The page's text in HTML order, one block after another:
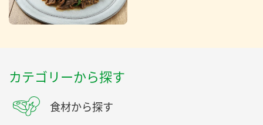
カテゴリーから探す
食材から探す